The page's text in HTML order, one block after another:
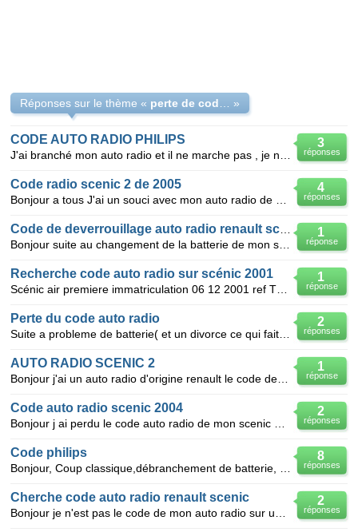
Réponses sur le thème « »
3
réponses
CODE AUTO RADIO PHILIPS
4
réponses
Code radio scenic 2 de 2005
1
réponse
1
réponse
Recherche code auto radio sur scénic 2001
2
réponses
Perte du code auto radio
1
réponse
AUTO RADIO SCENIC 2
2
réponses
Code auto radio scenic 2004
8
réponses
Code philips
2
réponses
Cherche code auto radio renault scenic